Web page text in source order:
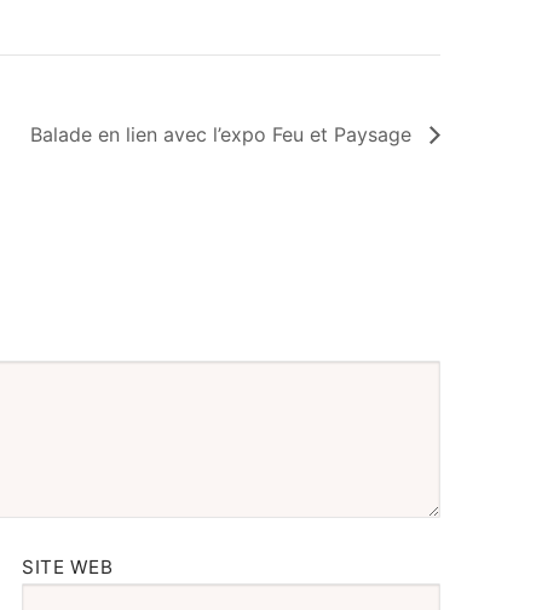
Balade en lien avec l’expo Feu et Paysage
SITE WEB